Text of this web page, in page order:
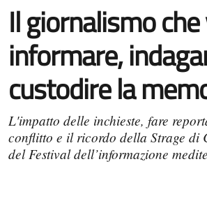
Il giornalismo
informare,
custodire la
L'impatto delle inchieste, fare
conflitto e il ricordo della Strage di
del Festival dell’informazione